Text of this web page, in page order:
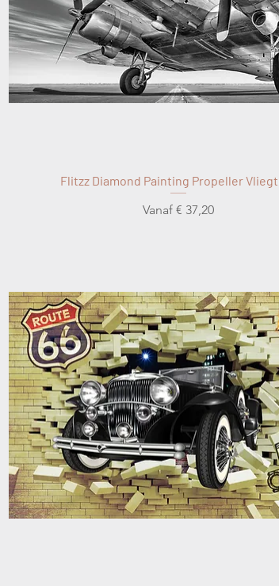
Flitzz Diamond Painting Propeller
Vanaf € 37,20
Verkoopprijs